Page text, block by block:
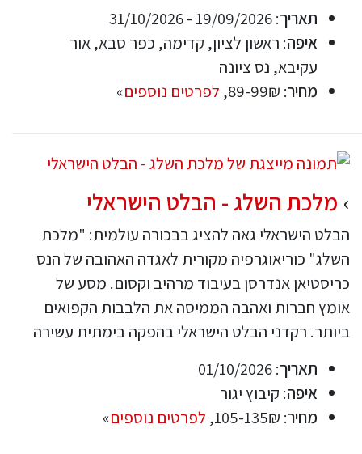
תאריך: 19/09/2026 - 31/10/2026
איפה: ראשון לציון, קדימה, כפר סבא, אור
עקיבא, נס ציונה
מחיר: 89-99₪, לפרטים נוספים»
מלכת השלג - הבלט הישראלי
הבלט הישראלי גאה להציג בבכורה עולמית: "מלכת
השלג" כוריאוגרפיה מקורית לאגדה האהובה של הנס
כריסטיאן אנדרסן בעיבוד מרהיב וקסום. מסע של
אומץ חברות ואהבה הממיסה את הלבבות הקפואים
ביותר. רקדני הבלט הישראלי בהפקה בימתית עשירה
תאריך: 01/10/2026
איפה: קיבוץ יגור
מחיר: 105-135₪, לפרטים נוספים»